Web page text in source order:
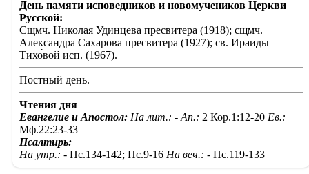
День памяти исповедников и новомучеников Церкви
Русской:
Сщмч. Николая Удинцева пресвитера (1918); сщмч.
Александра Сахарова пресвитера (1927); св. Ираиды
Тихо́вой исп. (1967).
Постный день.
Чтения дня
Евангелие и Апостол: На лит.: - Ап.: 2 Кор.1:12-20 Ев.:
Мф.22:23-33
Псалтирь:
На утр.: - Пс.134-142; Пс.9-16 На веч.: - Пс.119-133